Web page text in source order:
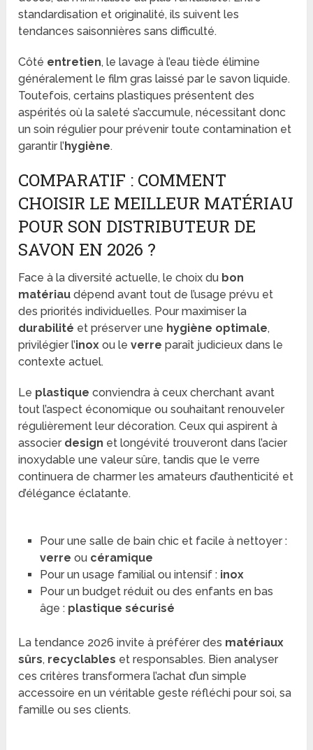
standardisation et originalité, ils suivent les
tendances saisonnières sans difficulté.
Côté entretien, le lavage à l’eau tiède élimine
généralement le film gras laissé par le savon liquide.
Toutefois, certains plastiques présentent des
aspérités où la saleté s’accumule, nécessitant donc
un soin régulier pour prévenir toute contamination et
garantir l’hygiène.
COMPARATIF : COMMENT
CHOISIR LE MEILLEUR MATÉRIAU
POUR SON DISTRIBUTEUR DE
SAVON EN 2026 ?
Face à la diversité actuelle, le choix du bon
matériau dépend avant tout de l’usage prévu et
des priorités individuelles. Pour maximiser la
durabilité et préserver une hygiène optimale,
privilégier l’inox ou leverre paraît judicieux dans le
contexte actuel.
Le plastique conviendra à ceux cherchant avant
tout l’aspect économique ou souhaitant renouveler
régulièrement leur décoration. Ceux qui aspirent à
associer design et longévité trouveront dans l’acier
inoxydable une valeur sûre, tandis que le verre
continuera de charmer les amateurs d’authenticité et
d’élégance éclatante.
Pour une salle de bain chic et facile à nettoyer :
verre ou céramique
Pour un usage familial ou intensif : inox
Pour un budget réduit ou des enfants en bas
âge : plastique sécurisé
La tendance 2026 invite à préférer des matériaux
sûrs, recyclables et responsables. Bien analyser
ces critères transformera l’achat d’un simple
accessoire en un véritable geste réfléchi pour soi, sa
famille ou ses clients.